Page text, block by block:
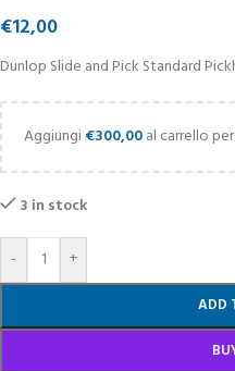
€12,00
Dunlop Slide and Pick Standard
Aggiungi€300,00al carrello
3 in stock
- +
ADD